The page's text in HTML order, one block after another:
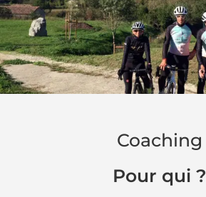
Coaching
Pour qui ?